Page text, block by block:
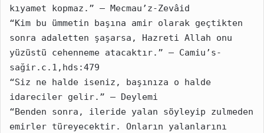
kıyamet kopmaz.” – Mecmau’z-Zevâid
“Kim bu ümmetin başına amir olarak geçtikten
sonra adaletten şaşarsa, Hazreti Allah onu
yüzüstü cehenneme atacaktır.” – Camiu’s-
sağir.c.1,hds:479
“Siz ne halde iseniz, başınıza o halde
idareciler gelir.” – Deylemi
“Benden sonra, ileride yalan söyleyip zulmeden
emirler türeyecektir. Onların yalanlarını